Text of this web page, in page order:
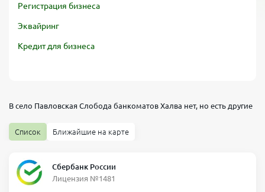
Регистрация бизнеса
Эквайринг
Кредит для бизнеса
В село Павловская Слобода банкоматов Халва нет, но есть другие
Список Ближайшие на карте
Сбербанк России
Лицензия №1481